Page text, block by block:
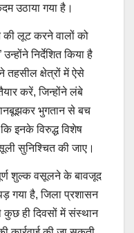
उठाया गया है।
की लूट करने वालों को
निर्देशित किया है
तहसील क्षेत्रों में ऐसे
करें, जिन्होंने लंबे
भुगतान से बच
इनके विरुद्ध विशेष
सुनिश्चित की जाए।
शुल्क वसूलने के बावजूद
गया है, जिला प्रशासन
कुछ ही दिवसों में संस्थान